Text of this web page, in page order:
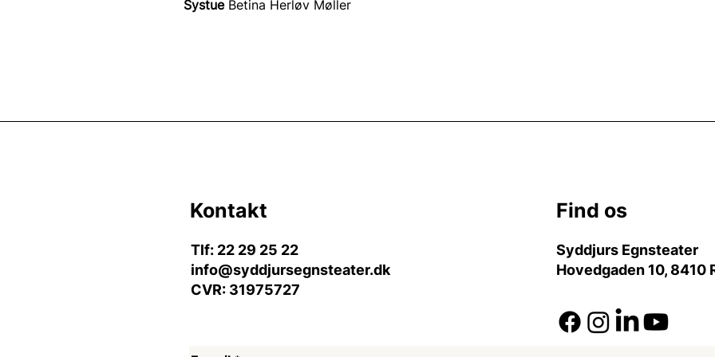
Systue Betina Herløv Møller
Kontakt
Tlf: 22 29 25 22
info@syddjursegnsteater.dk
CVR: 31975727
Find os
Syddjurs Egnsteater
Hovedgaden 10, 8410